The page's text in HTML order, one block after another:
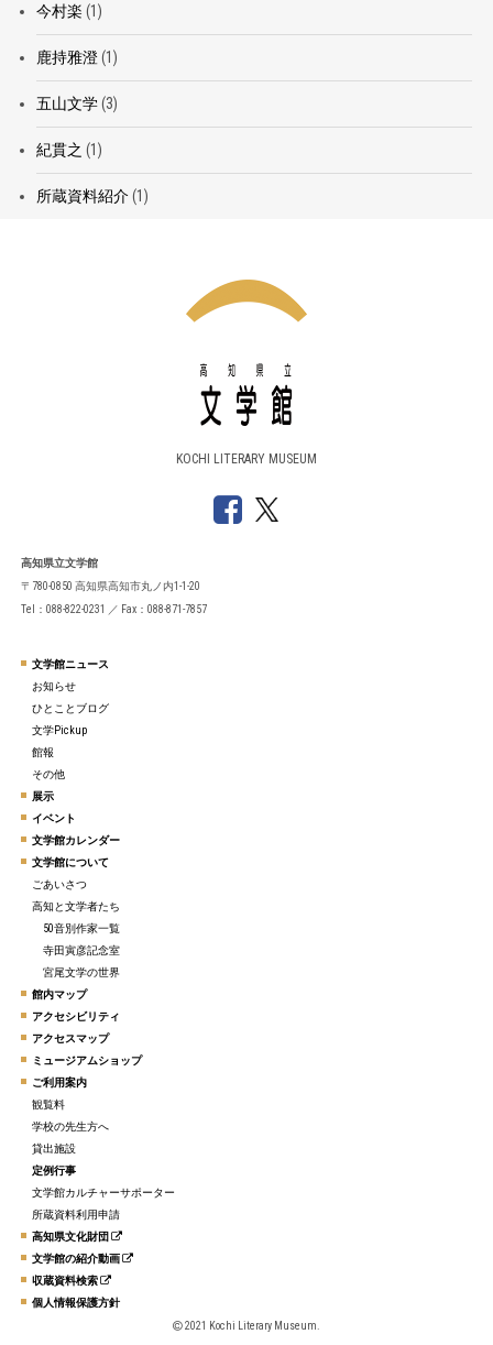
今村楽 (1)
鹿持雅澄(1)
五山文学(3)
紀貫之 (1)
所蔵資料紹介(1)
KOCHI LITERARY MUSEUM
高知県立文学館
〒780-0850 高知県高知市丸ノ内1-1-20
Tel：088-822-0231 ／ Fax：088-871-7857
文学館ニュース
お知らせ
ひとことブログ
文学Pickup
館報
その他
展示
イベント
文学館カレンダー
文学館について
ごあいさつ
高知と文学者たち
50音別作家一覧
寺田寅彦記念室
宮尾文学の世界
館内マップ
アクセシビリティ
アクセスマップ
ミュージアムショップ
ご利用案内
観覧料
学校の先生方へ
貸出施設
定例行事
文学館カルチャーサポーター
所蔵資料利用申請
高知県文化財団
文学館の紹介動画
収蔵資料検索
個人情報保護方針
2021 Kochi Literary Museum.